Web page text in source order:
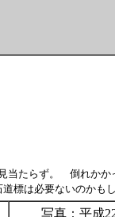
当たらず。 倒れか
標は必要ないのかも
写真：平成